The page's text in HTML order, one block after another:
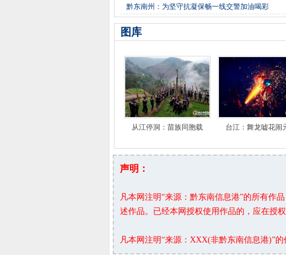
黔东南州：为坚守抗凝保畅一线交警加油喝彩
图库
从江停洞：苗族同胞载 台江：舞龙嘘花闹
声明：
凡本网注明“来源：黔东南信息港”的所有作
述作品。已经本网授权使用作品的，应在授
凡本网注明“来源：XXX(非黔东南信息港)”